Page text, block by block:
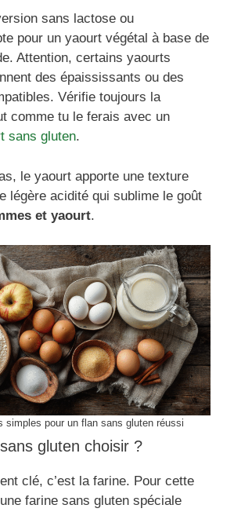
sans lactose ou
pour un yaourt végétal à base de
Attention, certains yaourts
des épaississants ou des
Vérifie toujours la
comme tu le ferais avec un
sans gluten.
le yaourt apporte une texture
légère acidité qui sublime le goût
et yaourt.
simples pour un flan sans gluten réussi
gluten choisir ?
clé, c’est la farine. Pour cette
farine sans gluten spéciale